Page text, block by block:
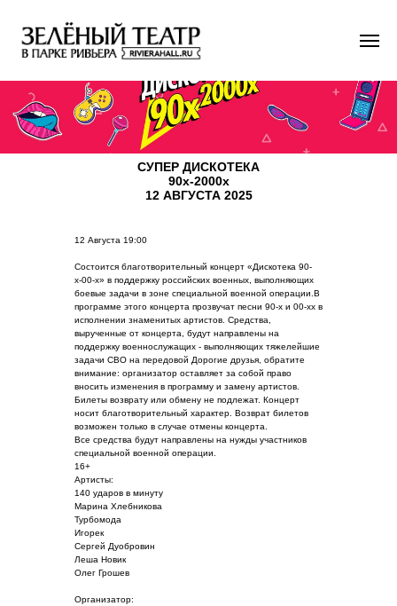
СУПЕР ДИСКОТЕКА
90х-2000х
12 АВГУСТА 2025
12 Августа 19:00
Состоится благотворительный концерт «Дискотека 90-
х-00-х» в​ поддержку российских военных,​ выполняющих
боевые задачи в​ зоне специальной военной операции.В
программе этого концерта прозвучат песни 90-х и 00-хх в
исполнении знаменитых артистов. Средства, ​
вырученные от​ концерта, будут направлены на​
поддержку военнослужащих - выполняющих тяжелейшие
задачи СВО на передовой Дорогие друзья, обратите
внимание: организатор оставляет за собой право
вносить изменения в программу и замену артистов.
Билеты возврату или обмену не подлежат. Концерт
носит благотворительный характер. Возврат билетов
возможен только в случае отмены концерта.
Все средства будут направлены на нужды участников
специальной военной операции.
16+
Артисты:
140 ударов в минуту
Марина Хлебникова
Турбомода
Игорек
Сергей Дуобровин
Леша Новик
Олег Грошев
Организатор: